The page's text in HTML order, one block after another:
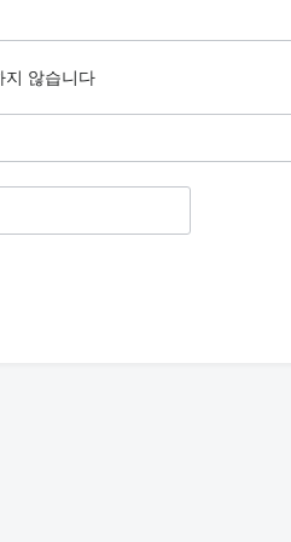
지 않습니다